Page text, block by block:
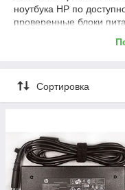
ноутбука HP по
проверенные блоки
Наши преимущества:
✅ Подходят по
✅ Правильная
✅ Быстрая
✅
Обращаясь в СЦ NBN, вы
Сортировка